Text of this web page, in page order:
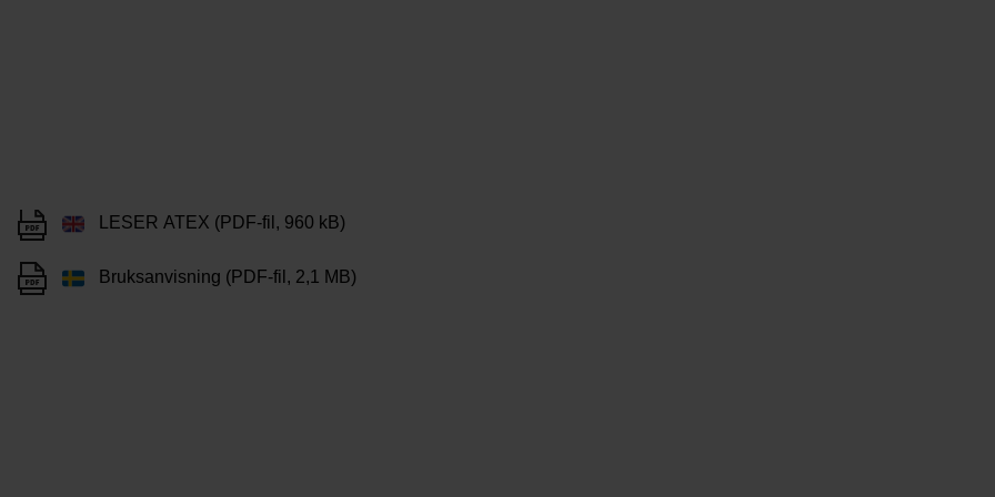
LESER ATEX (PDF-fil, 960 kB)
Bruksanvisning (PDF-fil, 2,1 MB)